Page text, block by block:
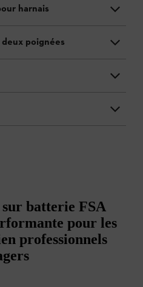
harnais
poignées
batterie FSA
pour les
professionnels